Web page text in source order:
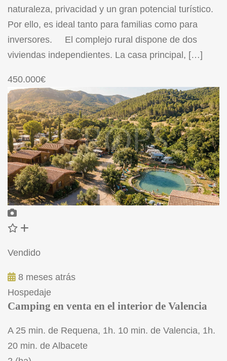
naturaleza, privacidad y un gran potencial turístico.
Por ello, es ideal tanto para familias como para
inversores. El complejo rural dispone de dos
viviendas independientes. La casa principal, […]
450.000€
Vendido
8 meses atrás
Hospedaje
Camping en venta en el interior de Valencia
A 25 min. de Requena, 1h. 10 min. de Valencia, 1h.
20 min. de Albacete